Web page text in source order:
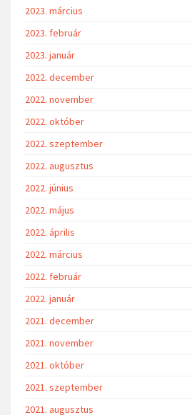
2023. március
2023. február
2023. január
2022. december
2022. november
2022. október
2022. szeptember
2022. augusztus
2022. június
2022. május
2022. április
2022. március
2022. február
2022. január
2021. december
2021. november
2021. október
2021. szeptember
2021. augusztus